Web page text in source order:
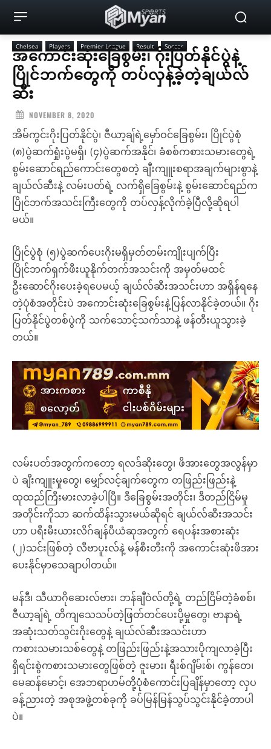
Chelsea Players Premier League Result Soccer
အကောင်းဆုံးခြေစွမ်း၊ ဂိုးပြတ်နိုင်ပွဲနဲ့
ပြိုင်ဘက်တွေကို တပ်လှန့်ခဲ့တဲ့ချယ်လ်
ဆီး
NOVEMBER 8, 2020
အိမ်ကွင်းဂိုးပြတ်နိုင်ပွဲ၊ ဇီယာ့ချ်ရဲ့မှော်ဝင်ခြေစွမ်း၊ ပြိုင်ပွဲစုံ
(၈)ပွဲဆက်ရှုံးပွဲမရှိ၊ (၄)ပွဲဆက်အနိုင်၊ ခံစစ်ကစားသမားတွေရဲ့
စွမ်းဆောင်ရည်ကောင်းတွေစတဲ့ ချီးကျူးစရာအချက်များစွာနဲ့
ချယ်လ်ဆီးနဲ့ လမ်းပတ်ရဲ့ လက်ရှိခြေစွမ်းနဲ့ စွမ်းဆောင်ရည်က
ပြိုင်ဘက်အသင်းကြီးတွေကို တပ်လှန့်လိုက်ခဲ့ပြီလို့ဆိုရပါ
မယ်။
ပြိုင်ပွဲစုံ (၅)ပွဲဆက်ပေးဂိုးမရှိမှတ်တမ်းကျိုးပျက်ပြီး
ပြိုင်ဘက်ရှက်ဖီးယူနိုက်တက်အသင်းကို အမှတ်မထင်
ဦးဆောင်ဂိုးပေးခဲ့ရပေမယ့် ချယ်လ်ဆီးအသင်းဟာ အရှိန်ရနေ
တဲ့ပုံစံအတိုင်းပဲ အကောင်းဆုံးခြေစွမ်းနဲ့ပြန်လာနိုင်ခဲ့တယ်။ ဂိုး
ပြတ်နိုင်ပွဲတစ်ပွဲကို သက်သောင့်သက်သာနဲ့ ဖန်တီးယူသွားခဲ့
တယ်။
လမ်းပတ်အတွက်ကတော့ ရလဒ်ဆိုးတွေ၊ ဖိအားတွေအလွန်မှာ
ပဲ ချီးကျူးမှုတွေ၊ မျှော်လင့်ချက်တွေက တဖြည်းဖြည်းနဲ့
ထုထည်ကြီးမားလာခဲ့ပါပြီ။ ဒီခြေစွမ်းအတိုင်း၊ ဒီတည်ငြိမ်မှု
အတိုင်းကိုသာ ဆက်ထိန်းသွားမယ်ဆိုရင် ချယ်လ်ဆီးအသင်း
ဟာ ပရီးမီးယားလိဂ်ချန်ပီယံဆုအတွက် ရေပန်းအစားဆုံး
(၂)သင်းဖြစ်တဲ့ လီဗာပူးလ်နဲ့ မန်စီးတီးကို အကောင်းဆုံးဖိအား
ပေးနိုင်မှာသေချာပါတယ်။
မန်ဒီ၊ သီယာဂိုဆေးလ်ဗား၊ ဘန်ချီဝဲလ်တို့ရဲ့ တည်ငြိမ်တဲ့ခံစစ်၊
ဇီယာ့ချ်ရဲ့ တိကျသေသပ်တဲ့ဖြတ်တင်ပေးပို့မှုတွေ၊ ဗာနာရဲ့
အဆုံးသတ်သွင်းဂိုးတွေနဲ့ ချယ်လ်ဆီးအသင်းဟာ
ကစားသမားသစ်တွေနဲ့ တဖြည်းဖြည်းနဲ့အသားပိုကျလာခဲ့ပြီး
ရှိရင်းစွဲကစားသမားတွေဖြစ်တဲ့ ဇူးမား၊ ရီးစ်ဂျိမ်းစ်၊ ကွန်တေ၊
မေဆန်မောင့်၊ အေဘရာဟမ်တို့ပုံစံကောင်းပြချိန်မှာတော့ လှပ
ခန့်ညားတဲ့ အစုအဖွဲ့တစ်ခုကို ခပ်မြန်မြန်သွပ်သွင်းနိုင်ခဲ့တာပါ
ပဲ။